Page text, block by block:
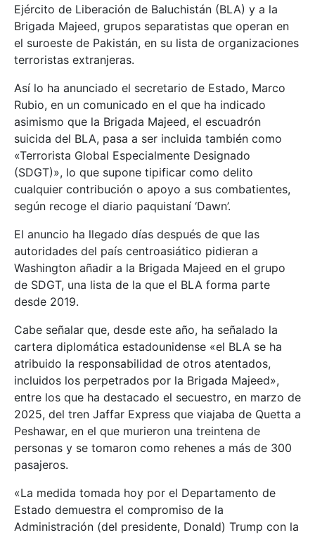
Ejército de Liberación de Baluchistán (BLA) y a la
Brigada Majeed, grupos separatistas que operan en
el suroeste de Pakistán, en su lista de organizaciones
terroristas extranjeras.
Así lo ha anunciado el secretario de Estado, Marco
Rubio, en un comunicado en el que ha indicado
asimismo que la Brigada Majeed, el escuadrón
suicida del BLA, pasa a ser incluida también como
«Terrorista Global Especialmente Designado
(SDGT)», lo que supone tipificar como delito
cualquier contribución o apoyo a sus combatientes,
según recoge el diario paquistaní ‘Dawn’.
El anuncio ha llegado días después de que las
autoridades del país centroasiático pidieran a
Washington añadir a la Brigada Majeed en el grupo
de SDGT, una lista de la que el BLA forma parte
desde 2019.
Cabe señalar que, desde este año, ha señalado la
cartera diplomática estadounidense «el BLA se ha
atribuido la responsabilidad de otros atentados,
incluidos los perpetrados por la Brigada Majeed»,
entre los que ha destacado el secuestro, en marzo de
2025, del tren Jaffar Express que viajaba de Quetta a
Peshawar, en el que murieron una treintena de
personas y se tomaron como rehenes a más de 300
pasajeros.
«La medida tomada hoy por el Departamento de
Estado demuestra el compromiso de la
Administración (del presidente, Donald) Trump con la